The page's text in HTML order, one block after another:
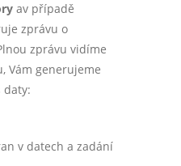
av případě
zprávu o
zprávu vidíme
Vám generujeme
daty:
v datech a zadání